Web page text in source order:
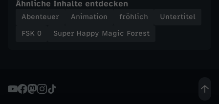
c
r
Ähnliche Inhalte entdecken
Abenteuer Animation fröhlich
Untertitel
FSK 0
Super Happy Magic Forest